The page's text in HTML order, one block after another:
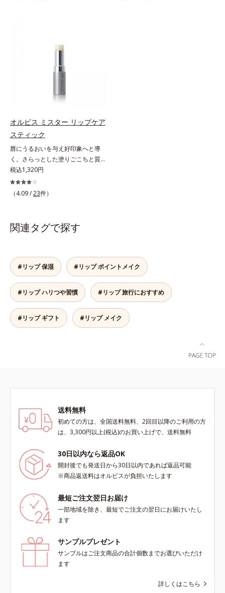
解決(*1)する「リップトリートメン
均一な質感に整った唇にのせること
でより美しく色づく「クリアカラー
み物の水分を取り込んでリップの密
(*4）」で、マスクに色移りもしに
る *2 シリカ、酸化チタン、トリエ
トキシカプリリルシラン、アルニカ
花エキス＝唇にうるおいを与える効
果と、凹凸を補正して見せる効果を
併せ持つ成分*3 ダイマージリノー
ル酸ダイマージリノレイルビス（ベ
発色を叶える成分*4 ラウリルPEG‐
10トリス（トリメチルシロキシ）シ
て密着性を向上させ色持ちを叶える
成分
オルビス ミスター リップケア
スティック
唇にうるおいを与え好印象へと導
く。さらっとした塗りごこちと質感
で自然で好印象な口元に。さらっと
した軽やかな塗りごこちでありなが
らも、唇にうるおいを与える「モイ
リームはべたつくから苦手」という
リップクリームに苦手意識を感じる
へと導きます。3種の植物性保湿成
分を組み合わせた「MULTI-３※」
を配合。さらに、ミツロウ、ヒアル
ロン酸、コラーゲン配合で、唇にう
るおいを与えます。※センブリエキ
ス、ビワ葉エキス、カミツレ花エキ
ス：唇にうるおいを与える保湿成分
税込1,320円
（4.09 /23件）
関連タグで探す
#リップ 保湿 #リップ ポイントメイク
#リップ ハリつや習慣 #リップ 旅行におすすめ
#リップ ギフト #リップ メイク
送料無料
初めての方は、全国送料無料、2回目以降のご利用の方
は、3,300円以上(税込)のお買い上げで、送料無料
30日以内なら返品OK
開封後でも発送日から30日以内であれば返品可能
※商品返送料はオルビスが負担いたします
最短ご注文翌日お届け
一部地域を除き、最短でご注文の翌日にお届けいたし
ます
サンプルプレゼント
サンプルはご注文商品の合計個数までお選びいただけ
ます
詳しくはこちら